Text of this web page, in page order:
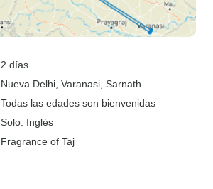
2 días
Nueva Delhi , Varanasi , Sarnath
Todas las edades son bienvenidas
Solo: Inglés
Fragrance of Taj